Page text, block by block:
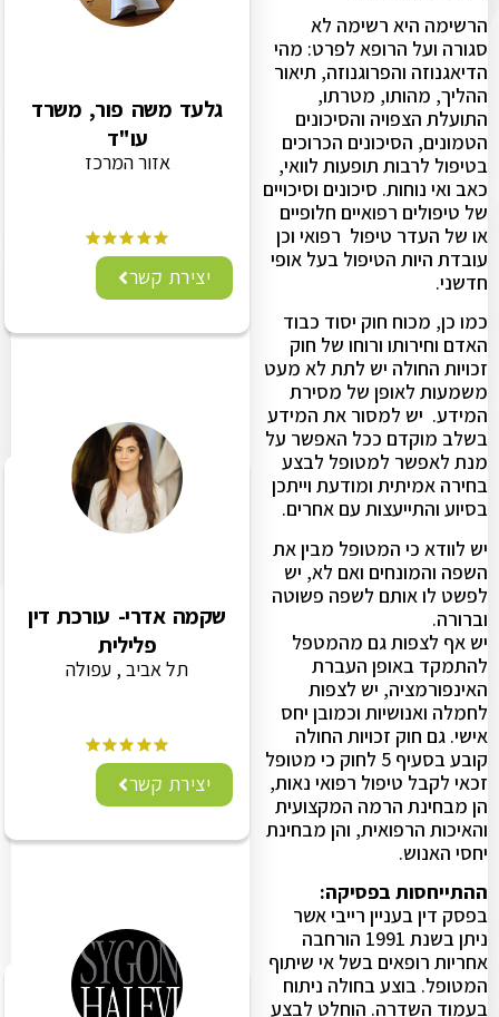
הרשימה היא רשימה לא
סגורה ועל הרופא לפרט: מהי
הדיאגנוזה והפרוגנוזה, תיאור
ההליך, מהותו, מטרתו,
התועלת הצפויה והסיכונים
הטמונים, הסיכונים הכרוכים
בטיפול לרבות תופעות לוואי,
כאב ואי נוחות. סיכונים וסיכויים
של טיפולים רפואיים חלופיים
או של העדר טיפול רפואי וכן
עובדת היות הטיפול בעל אופי
חדשני.
כמו כן, מכוח חוק יסוד כבוד
האדם וחירותו ורוחו של חוק
זכויות החולה יש לתת לא מעט
משמעות לאופן של מסירת
המידע. יש למסור את המידע
בשלב מוקדם ככל האפשר על
מנת לאפשר למטופל לבצע
בחירה אמיתית ומודעת וייתכן
בסיוע והתייעצות עם אחרים.
יש לוודא כי המטופל מבין את
השפה והמונחים ואם לא, יש
לפשט לו אותם לשפה פשוטה
וברורה.
יש אף לצפות גם מהמטפל
להתמקד באופן העברת
האינפורמציה, יש לצפות
לחמלה ואנושיות וכמובן יחס
אישי. גם חוק זכויות החולה
קובע בסעיף 5 לחוק כי מטופל
זכאי לקבל טיפול רפואי נאות,
הן מבחינת הרמה המקצועית
והאיכות הרפואית, והן מבחינת
יחסי האנוש.
ההתייחסות בפסיקה:
בפסק דין בעניין רייבי אשר
ניתן בשנת 1991 הורחבה
אחריות רופאים בשל אי שיתוף
המטופל. בוצע בחולה ניתוח
בעמוד השדרה. הוחלט לבצע
גלעד משה פור, משרד
עו"ד
אזור המרכז
יצירת קשר
שקמה אדרי- עורכת דין
פלילית
תל אביב , עפולה
יצירת קשר